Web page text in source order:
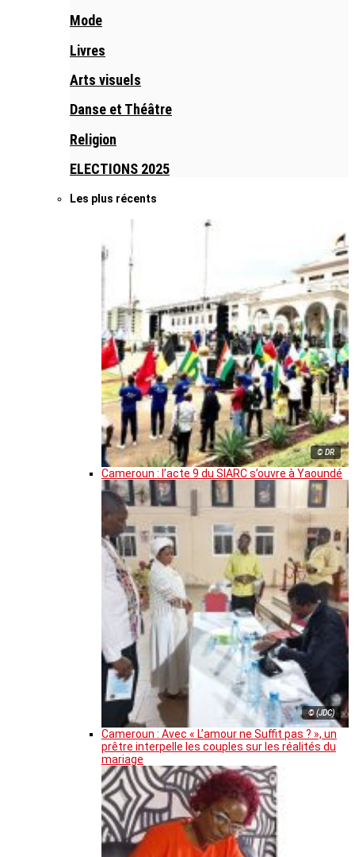
Mode
Livres
Arts visuels
Danse et Théâtre
Religion
ELECTIONS 2025
Les plus récents
© DR
Cameroun : l’acte 9 du SIARC s’ouvre à Yaoundé
© (JDC)
Cameroun : Avec « L’amour ne Suffit pas ? », un
prêtre interpelle les couples sur les réalités du
mariage